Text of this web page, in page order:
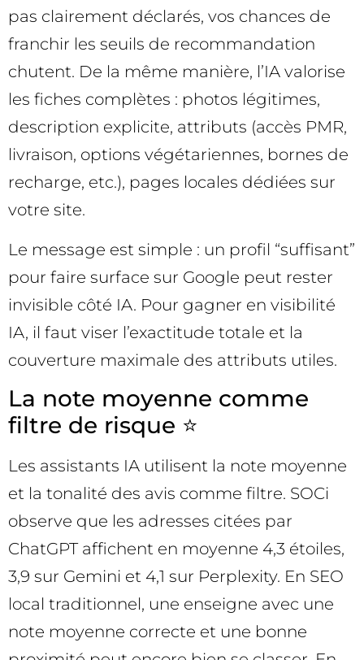
pas clairement déclarés, vos chances de
franchir les seuils de recommandation
chutent. De la même manière, l’IA valorise
les fiches complètes : photos légitimes,
description explicite, attributs (accès PMR,
livraison, options végétariennes, bornes de
recharge, etc.), pages locales dédiées sur
votre site.
Le message est simple : un profil “suffisant”
pour faire surface sur Google peut rester
invisible côté IA. Pour gagner en visibilité
IA, il faut viser l’exactitude totale et la
couverture maximale des attributs utiles.
La note moyenne comme
filtre de risque ⭐
Les assistants IA utilisent la note moyenne
et la tonalité des avis comme filtre. SOCi
observe que les adresses citées par
ChatGPT affichent en moyenne 4,3 étoiles,
3,9 sur Gemini et 4,1 sur Perplexity. En SEO
local traditionnel, une enseigne avec une
note moyenne correcte et une bonne